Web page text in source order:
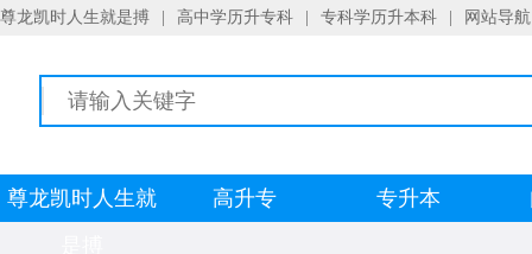
尊龙凯时人生就是搏 高中学历升专科 专科学历升本科 网站导航
尊龙凯时人生就
高升专 专升本